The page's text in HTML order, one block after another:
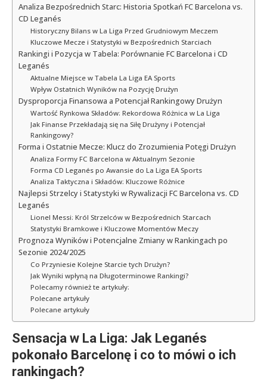
Analiza Bezpośrednich Starc: Historia Spotkań FC Barcelona vs.
CD Leganés
Historyczny Bilans w La Liga Przed Grudniowym Meczem
Kluczowe Mecze i Statystyki w Bezpośrednich Starciach
Rankingi i Pozycja w Tabela: Porównanie FC Barcelona i CD
Leganés
Aktualne Miejsce w Tabela La Liga EA Sports
Wpływ Ostatnich Wyników na Pozycję Drużyn
Dysproporcja Finansowa a Potencjał Rankingowy Drużyn
Wartość Rynkowa Składów: Rekordowa Różnica w La Liga
Jak Finanse Przekładają się na Siłę Drużyny i Potencjał
Rankingowy?
Forma i Ostatnie Mecze: Klucz do Zrozumienia Potęgi Drużyn
Analiza Formy FC Barcelona w Aktualnym Sezonie
Forma CD Leganés po Awansie do La Liga EA Sports
Analiza Taktyczna i Składów: Kluczowe Różnice
Najlepsi Strzelcy i Statystyki w Rywalizacji FC Barcelona vs. CD
Leganés
Lionel Messi: Król Strzelców w Bezpośrednich Starcach
Statystyki Bramkowe i Kluczowe Momentów Meczy
Prognoza Wyników i Potencjalne Zmiany w Rankingach po
Sezonie 2024/2025
Co Przyniesie Kolejne Starcie tych Drużyn?
Jak Wyniki wpłyną na Długoterminowe Rankingi?
Polecamy również te artykuły:
Polecane artykuły
Polecane artykuły
Sensacja w La Liga: Jak Leganés
pokonało Barcelonę i co to mówi o ich
rankingach?